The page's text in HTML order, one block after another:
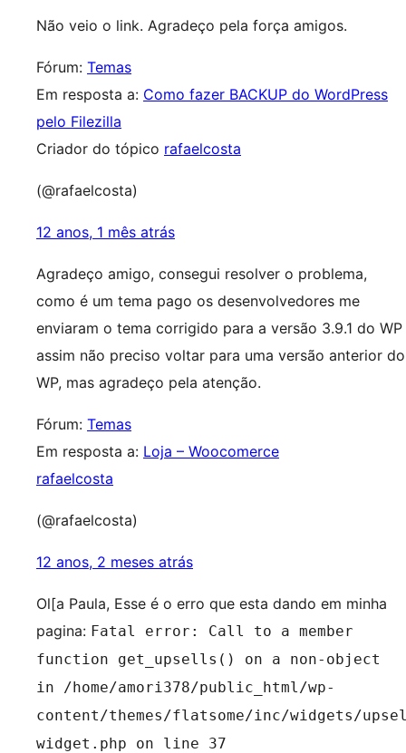
Não veio o link. Agradeço pela força amigos.
Fórum: Temas
Em resposta a: Como fazer BACKUP do WordPress
pelo Filezilla
Criador do tópico rafaelcosta
(@rafaelcosta)
12 anos, 1 mês atrás
Agradeço amigo, consegui resolver o problema,
como é um tema pago os desenvolvedores me
enviaram o tema corrigido para a versão 3.9.1 do WP
assim não preciso voltar para uma versão anterior do
WP, mas agradeço pela atenção.
Fórum: Temas
Em resposta a: Loja – Woocomerce
rafaelcosta
(@rafaelcosta)
12 anos, 2 meses atrás
Ol[a Paula, Esse é o erro que esta dando em minha
pagina: Fatal error: Call to a member
function get_upsells() on a non-object
in /home/amori378/public_html/wp-
content/themes/flatsome/inc/widgets/
widget.php on line 37